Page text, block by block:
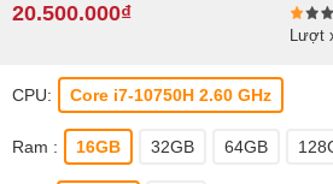
20.500.000₫
Lượt
CPU: Core i7-10750H 2.60 GHz
Ram : 16GB 32GB 64GB